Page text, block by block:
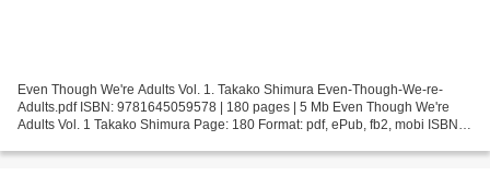
Even Though We're Adults Vol. 1. Takako Shimura Even-Though-We-re-
Adults.pdf ISBN: 9781645059578 | 180 pages | 5 Mb Even Though We're
Adults Vol. 1 Takako Shimura Page: 180 Format: pdf, ePub, fb2, mobi ISBN: